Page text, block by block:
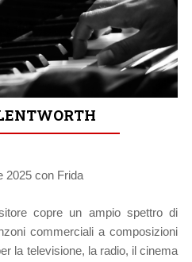
2025 con Frida
copre un ampio spettro di
commerciali a composizioni
la televisione, la radio, il cinema